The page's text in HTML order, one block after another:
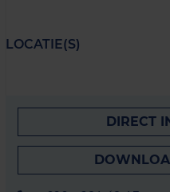
LOCATIE(S)
DIRECT